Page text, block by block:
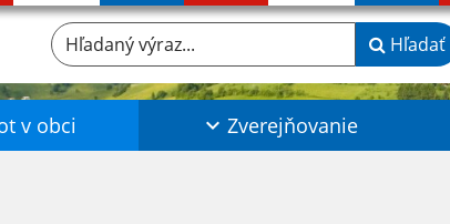
Hľadaný výraz... Hľadať
v obci Zverejňovanie